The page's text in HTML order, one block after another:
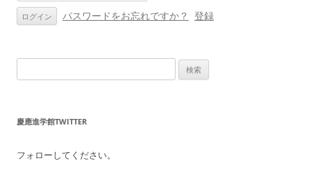
パスワードをお忘れですか？ 登録
索:
慶應進学館TWITTER
フォローしてください。